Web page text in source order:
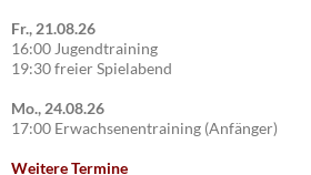
Fr., 21.08.26
16:00 Jugendtraining
19:30 freier Spielabend
Mo., 24.08.26
17:00 Erwachsenentraining (Anfänger)
Weitere Termine